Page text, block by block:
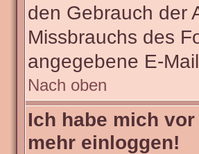
den Gebrauch der
Missbrauchs des
angegebene E-
Nach oben
Ich habe mich
mehr einloggen!